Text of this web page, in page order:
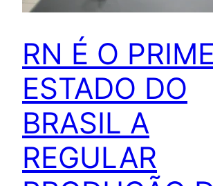
RN É O
ESTADO DO
BRASIL A
REGULAR